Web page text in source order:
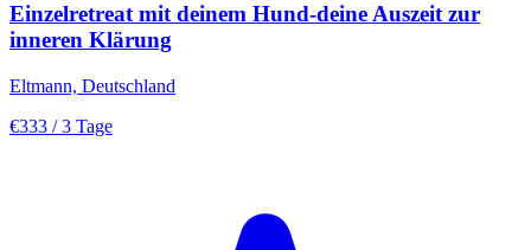
Einzelretreat mit deinem Hund-deine Auszeit zur
inneren Klärung
Eltmann, Deutschland
€333 / 3 Tage